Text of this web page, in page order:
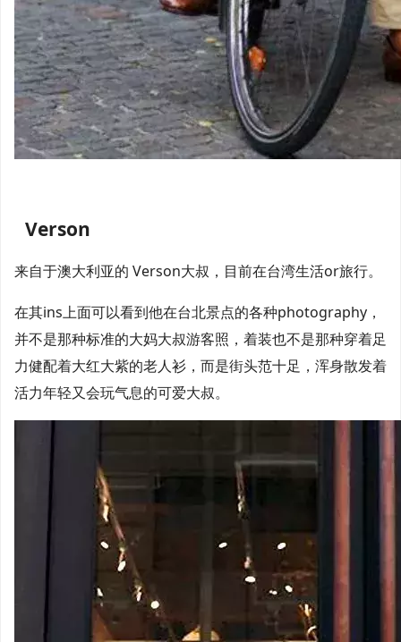
Verson
来自于澳大利亚的 Verson大叔，目前在台湾生活or旅行。
在其ins上面可以看到他在台北景点的各种photography，
并不是那种标准的大妈大叔游客照，着装也不是那种穿着足
力健配着大红大紫的老人衫，而是街头范十足，浑身散发着
活力年轻又会玩气息的可爱大叔。